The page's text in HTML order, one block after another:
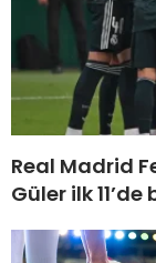
Real Madrid
Güler ilk 11’de